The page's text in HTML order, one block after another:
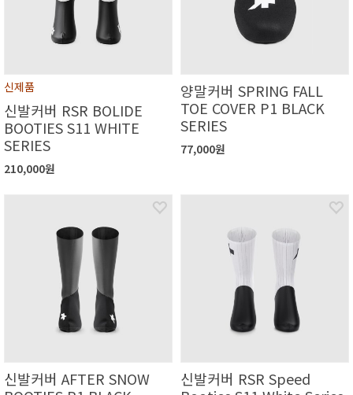
신제품
신발커버 RSR BOLIDE
BOOTIES S11 WHITE
SERIES
210,000원
양말커버 SPRING FALL
TOE COVER P1 BLACK
SERIES
77,000원
신발커버 AFTER SNOW
신발커버 RSR Speed